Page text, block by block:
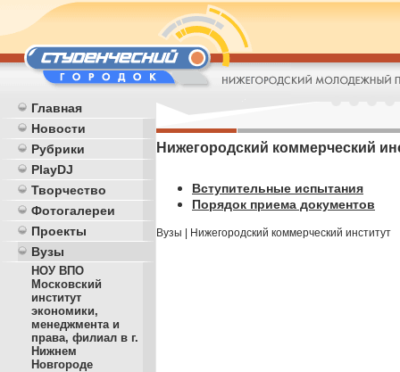
Главная
Новости
Рубрики
PlayDJ
Творчество
Фотогалереи
Проекты
Вузы
НОУ ВПО
Московский
институт
экономики,
менеджмента и
права, филиал в г.
Нижнем
Новгороде
Нижегородский коммерческий
Вступительные испытания
Порядок приема документов
Вузы Нижегородский коммерческий институт